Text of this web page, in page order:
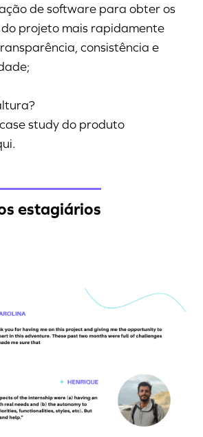
de software para obter os
projeto mais rapidamente
consistência e
study do produto
estagiários